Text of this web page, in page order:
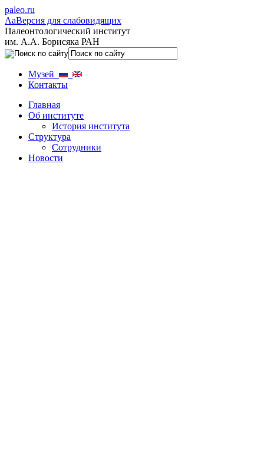
paleo.ru
AaВерсия для слабовидящих
Палеонтологический институт
им. А.А. Борисяка РАН
Музей
Контакты
Главная
Об институте
История института
Структура
Сотрудники
Новости